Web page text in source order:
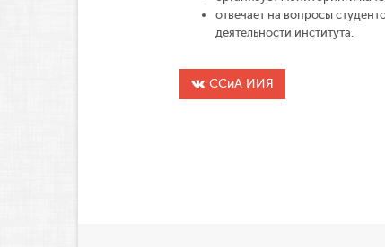
отвечает на вопросы
деятельности института.
ССиА ИИЯ